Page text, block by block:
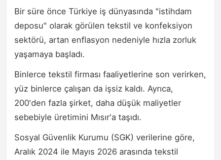
Bir süre önce Türkiye iş dünyasında "istihdam
deposu" olarak görülen tekstil ve konfeksiyon
sektörü, artan enflasyon nedeniyle hızla zorluk
yaşamaya başladı.
Binlerce tekstil firması faaliyetlerine son verirken,
yüz binlerce çalışan da işsiz kaldı. Ayrıca,
200'den fazla şirket, daha düşük maliyetler
sebebiyle üretimini Mısır'a taşıdı.
Sosyal Güvenlik Kurumu (SGK) verilerine göre,
Aralık 2024 ile Mayıs 2026 arasında tekstil